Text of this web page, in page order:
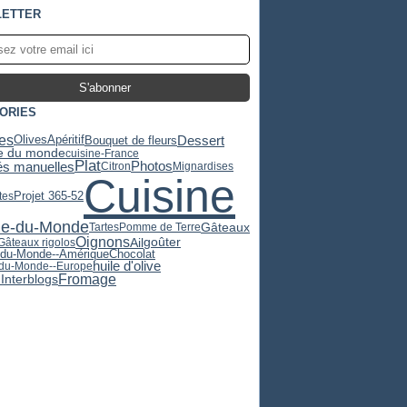
OlivesApéritifBouquet de fleursDessert
du mondecuisine-France
manuellesPlatCitron Photos Mignardises
Projet 365-52Cuisine
du-MondeTartesPomme de TerreGâteaux
rigolosOignonsAilgoûter
Monde--AmériqueChocolat
Monde--Europehuile d'olive
Fromage